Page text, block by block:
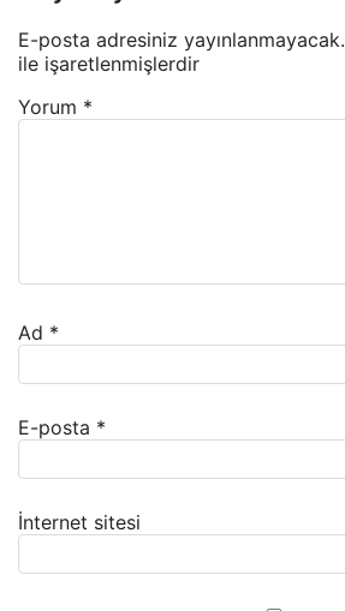
E-posta adresiniz yayınlanmayacak.
ile işaretlenmişlerdir
Yorum *
Ad *
E-posta *
İnternet sitesi